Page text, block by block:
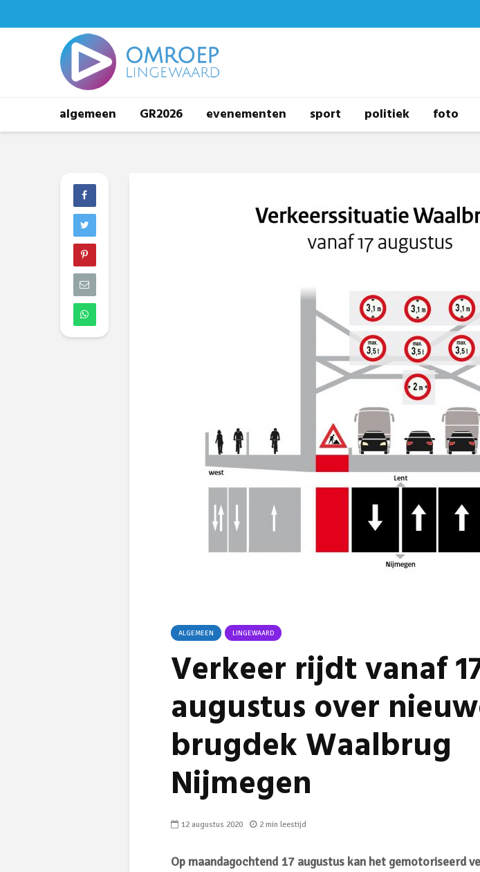
algemeen GR2026 evenementen sport politiek foto
ALGEMEEN LINGEWAARD
Verkeer rijdt vanaf
augustus over
brugdek Waalbrug
Nijmegen
12 augustus 2020 2 min leestijd
Op maandagochtend 17 augustus kan het gemotoriseerd
Buurt klaar
noodsituaties:
gemeente
subsidies uit
29 juli 2026
Stormbaan
voor
28 juli 2026
Ontmoet
28 juli 2026